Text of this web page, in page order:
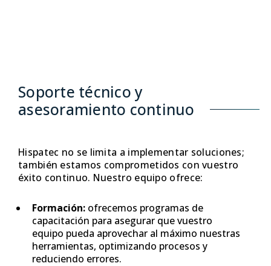
Soporte técnico y
asesoramiento continuo
Hispatec no se limita a implementar soluciones;
también estamos comprometidos con vuestro
éxito continuo. Nuestro equipo ofrece:
Formación: ofrecemos programas de
capacitación para asegurar que vuestro
equipo pueda aprovechar al máximo nuestras
herramientas, optimizando procesos y
reduciendo errores.